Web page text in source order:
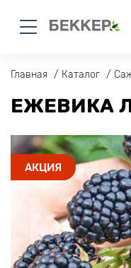
Главная Каталог
ЕЖЕВИКА
АКЦИЯ